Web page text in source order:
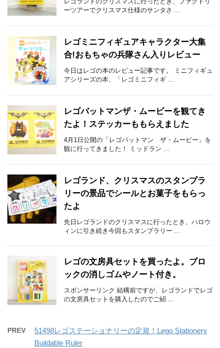
ーツアーでクリスマス仕様のサンタさ ...
レゴミニフィギュアキャラクター大集
合!おもちゃの兵隊さん入りレビュー
今日はレゴの本のレビュー記事です。 ミニフィギュ
アシリーズの本、「レゴミニフィギ ...
レゴバットマンザ・ムービーを観てき
たよ！ステッカーももらえました
4月1日公開の「レゴバットマン ザ・ムービー」を
観に行ってきました！ ミッドラン ...
レゴランド、クリスマスのスタンプラ
リーの景品でシールとお菓子をもらっ
たよ
先日レゴランドのクリスマスに行ったとき、ハロウ
ィンに引き続き今回もスタンプラリー ...
レゴの文房具セットを買ったよ。ブロ
ックの消しゴムやノート付き。
スポンサーリンク 結構前ですが、レゴランドでレゴ
の文房具セットを購入したのでご紹 ...
PREV
51498レゴステーショナリーの定規！Lego Stationery
Buildable Ruler